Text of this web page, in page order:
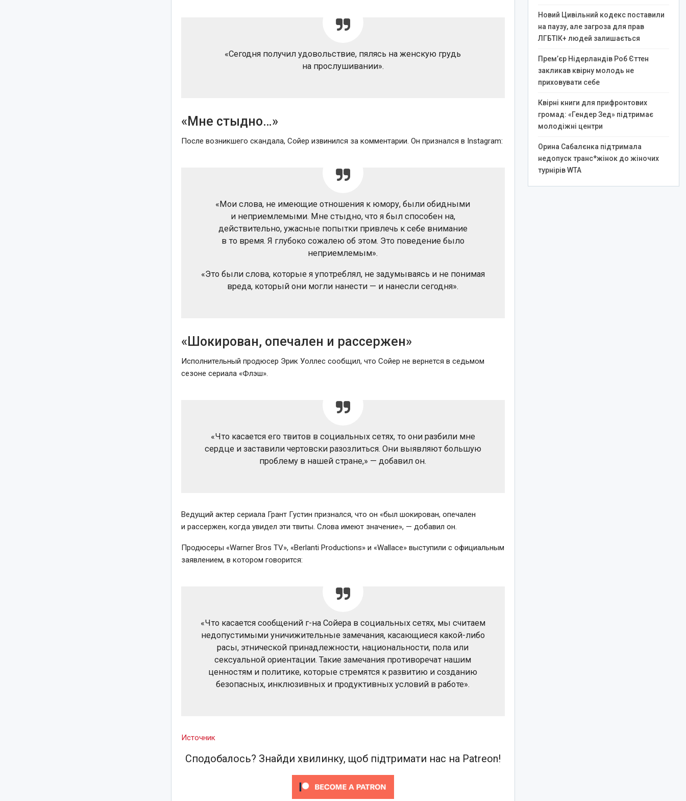
«Сегодня получил удовольствие, пялясь на женскую грудь
на прослушивании».
«Мне стыдно…»
После возникшего скандала, Сойер извинился за комментарии. Он признался в Instagram:
«Мои слова, не имеющие отношения к юмору, были обидными
и неприемлемыми. Мне стыдно, что я был способен на,
действительно, ужасные попытки привлечь к себе внимание
в то время. Я глубоко сожалею об этом. Это поведение было
неприемлемым».
«Это были слова, которые я употреблял, не задумываясь и не понимая
вреда, который они могли нанести — и нанесли сегодня».
«Шокирован, опечален и рассержен»
Исполнительный продюсер Эрик Уоллес сообщил, что Сойер не вернется в седьмом
сезоне сериала «Флэш».
«Что касается его твитов в социальных сетях, то они разбили мне
сердце и заставили чертовски разозлиться. Они выявляют большую
проблему в нашей стране,» — добавил он.
Ведущий актер сериала Грант Густин признался, что он «был шокирован, опечален
и рассержен, когда увидел эти твиты. Слова имеют значение», — добавил он.
Продюсеры «Warner Bros TV», «Berlanti Productions» и «Wallace» выступили с официальным
заявлением, в котором говорится:
«Что касается сообщений г-на Сойера в социальных сетях, мы считаем
недопустимыми уничижительные замечания, касающиеся какой-либо
расы, этнической принадлежности, национальности, пола или
сексуальной ориентации. Такие замечания противоречат нашим
ценностям и политике, которые стремятся к развитию и созданию
безопасных, инклюзивных и продуктивных условий в работе».
Источник
Сподобалось? Знайди хвилинку, щоб підтримати нас на Patreon!
Новий Цивільний кодекс поставили
на паузу, але загроза для прав
ЛГБТІК+ людей залишається
Прем’єр Нідерландів Роб Єттен
закликав квірну молодь не
приховувати себе
Квірні книги для прифронтових
громад: «Гендер Зед» підтримає
молодіжні центри
Орина Сабалєнка підтримала
недопуск транс*жінок до жіночих
турнірів WTA